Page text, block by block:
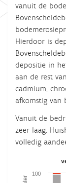
vanuit de
Hierdoor is
depositie in
aan de rest
cadmium,
afkomstig van
Vanuit de
zeer laag.
volledig
Bar chart
100